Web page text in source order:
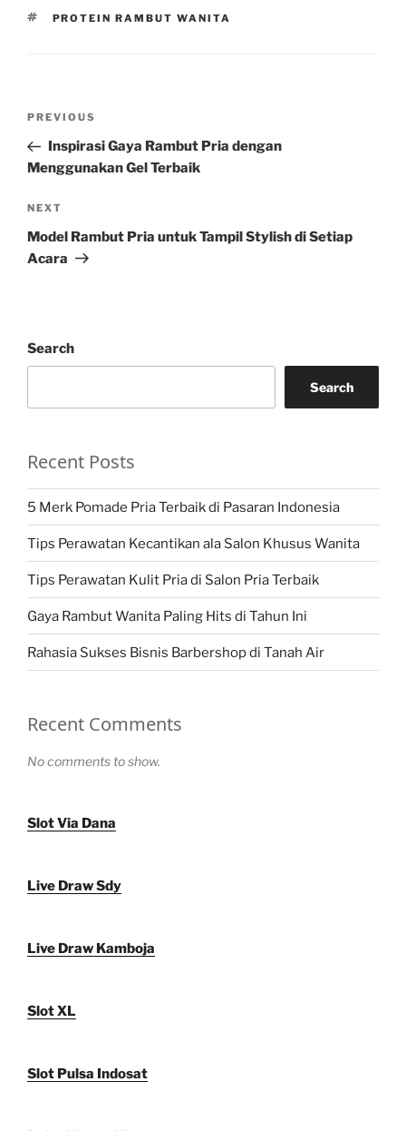
TAGS
PROTEIN RAMBUT WANITA
Previous
Post
PREVIOUS
Inspirasi Gaya Rambut Pria dengan
Menggunakan Gel Terbaik
Next
Post
NEXT
Model Rambut Pria untuk Tampil Stylish di Setiap
Acara
Search
Search
Recent Posts
5 Merk Pomade Pria Terbaik di Pasaran Indonesia
Tips Perawatan Kecantikan ala Salon Khusus Wanita
Tips Perawatan Kulit Pria di Salon Pria Terbaik
Gaya Rambut Wanita Paling Hits di Tahun Ini
Rahasia Sukses Bisnis Barbershop di Tanah Air
Recent Comments
No comments to show.
Slot Via Dana
Live Draw Sdy
Live Draw Kamboja
Slot XL
Slot Pulsa Indosat